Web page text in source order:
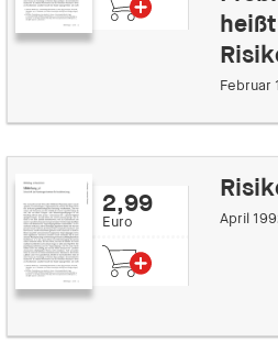
Februar
2,99
Euro April